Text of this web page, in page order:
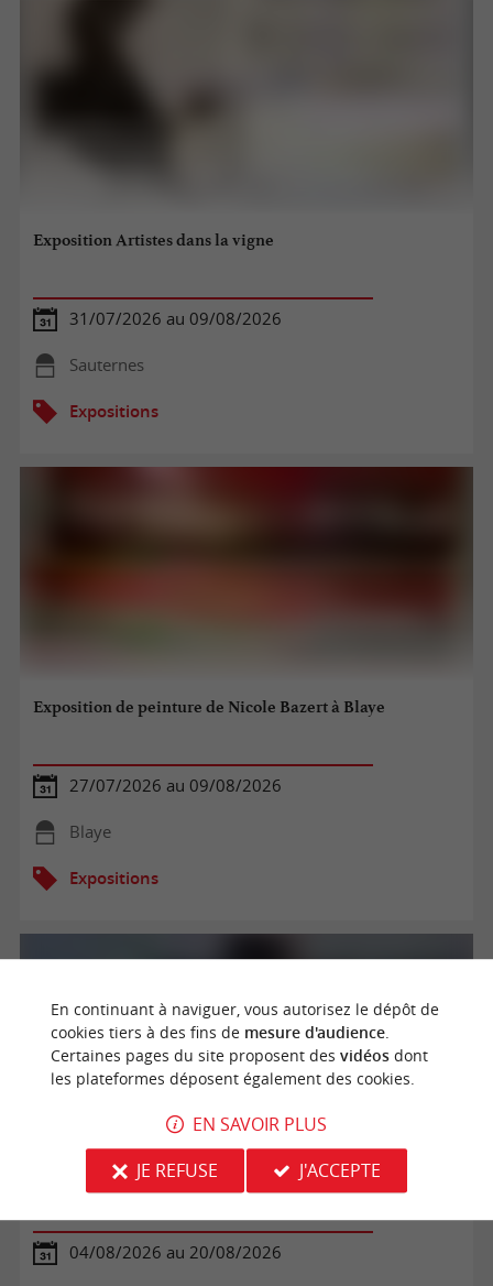
Exposition Artistes dans la vigne
31/07/2026 au 09/08/2026
Sauternes
Expositions
Exposition de peinture de Nicole Bazert à Blaye
27/07/2026 au 09/08/2026
Blaye
Expositions
Exposition : En bord d'Estuaire
04/08/2026 au 20/08/2026
En continuant à naviguer, vous autorisez le dépôt de
cookies tiers à des fins de mesure d'audience.
Certaines pages du site proposent des vidéosdont
les plateformes déposent également des cookies.
EN SAVOIR PLUS
JE REFUSE
J'ACCEPTE